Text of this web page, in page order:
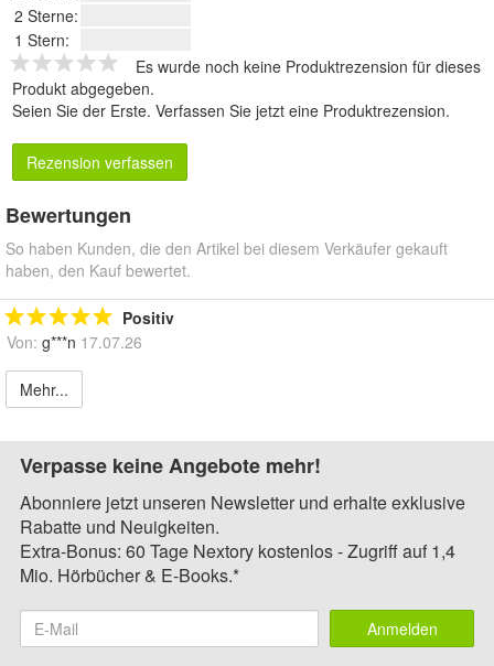
2 Sterne:
1 Stern:
Es wurde noch keine Produktrezension für dieses
Produkt abgegeben.
Seien Sie der Erste. Verfassen Sie jetzt eine Produktrezension.
Rezension verfassen
Bewertungen
So haben Kunden, die den Artikel bei diesem Verkäufer gekauft
haben, den Kauf bewertet.
Positiv
Von: g***n 17.07.26
Mehr...
Verpasse keine Angebote mehr!
Abonniere jetzt unseren Newsletter und erhalte exklusive
Rabatte und Neuigkeiten.
Extra-Bonus: 60 Tage Nextory kostenlos - Zugriff auf 1,4
Mio. Hörbücher & E-Books.*
Anmelden